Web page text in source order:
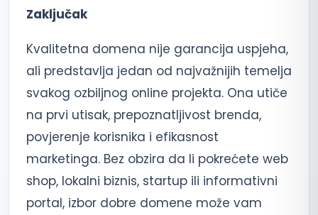
Zaključak
Kvalitetna domena nije garancija uspjeha,
ali predstavlja jedan od najvažnijih temelja
svakog ozbiljnog online projekta. Ona utiče
na prvi utisak, prepoznatljivost brenda,
povjerenje korisnika i efikasnost
marketinga. Bez obzira da li pokrećete web
shop, lokalni biznis, startup ili informativni
portal, izbor dobre domene može vam